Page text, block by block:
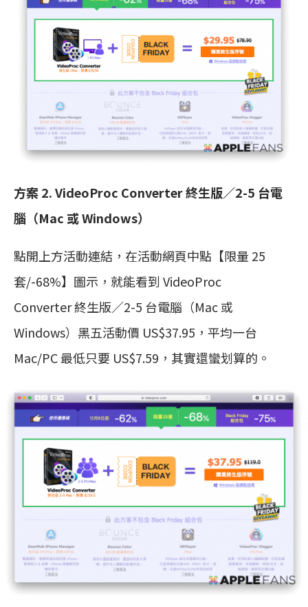
方案 2. VideoProc Converter 終生版／2-5 台電
腦（Mac 或 Windows）
點開上方活動連結，在活動網頁中點【限量 25
套/-68%】圖示，就能看到 VideoProc
Converter 終生版／2-5 台電腦（Mac 或
Windows）黑五活動價 US$37.95，平均一台
Mac/PC 最低只要 US$7.59，其實還蠻划算的。